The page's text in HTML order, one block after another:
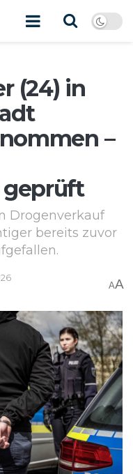
(24) in
–
geprüft
Drogenverkauf
bereits zuvor
AA